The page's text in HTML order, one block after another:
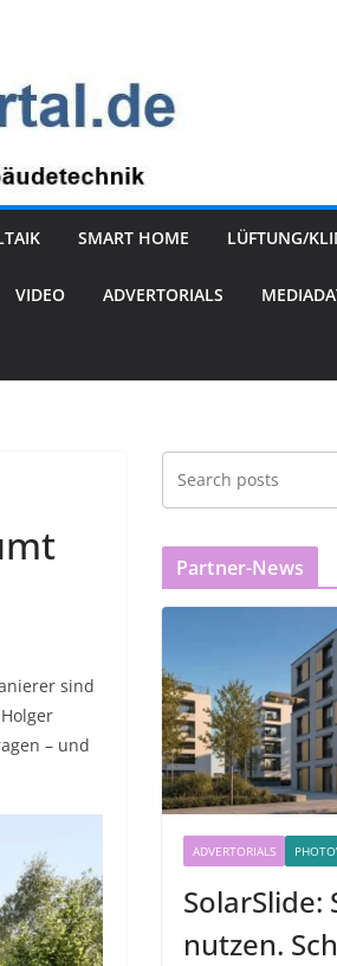
SMART HOME LÜFTUNG/
VIDEO ADVERTORIALS
sind
– und
Partner-News
ADVERTORIALS
nutzen.